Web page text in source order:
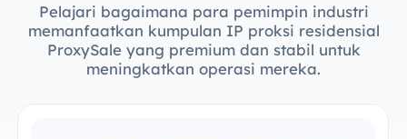
Pelajari bagaimana para pemimpin industri
memanfaatkan kumpulan IP proksi residensial
ProxySale yang premium dan stabil untuk
meningkatkan operasi mereka.